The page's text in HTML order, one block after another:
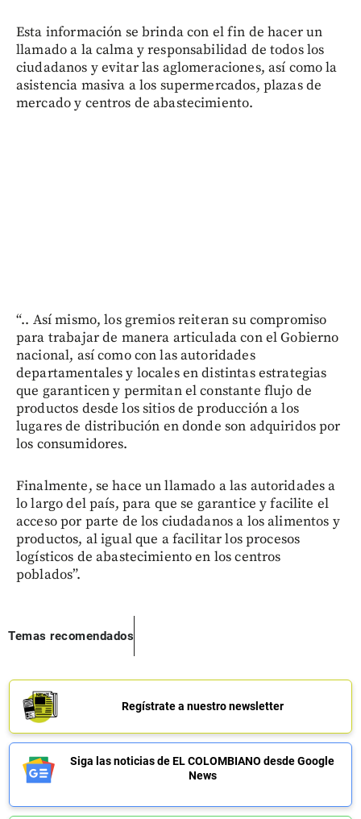
Esta información se brinda con el fin de hacer un
llamado a la calma y responsabilidad de todos los
ciudadanos y evitar las aglomeraciones, así como la
asistencia masiva a los supermercados, plazas de
mercado y centros de abastecimiento.
“.. Así mismo, los gremios reiteran su compromiso
para trabajar de manera articulada con el Gobierno
nacional, así como con las autoridades
departamentales y locales en distintas estrategias
que garanticen y permitan el constante flujo de
productos desde los sitios de producción a los
lugares de distribución en donde son adquiridos por
los consumidores.
Finalmente, se hace un llamado a las autoridades a
lo largo del país, para que se garantice y facilite el
acceso por parte de los ciudadanos a los alimentos y
productos, al igual que a facilitar los procesos
logísticos de abastecimiento en los centros
poblados”.
Temas recomendados
Regístrate a nuestro newsletter
Siga las noticias de EL COLOMBIANO desde Google
News